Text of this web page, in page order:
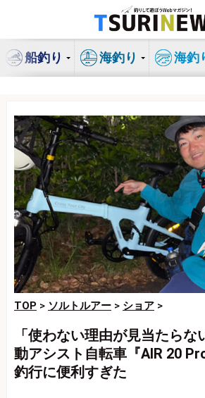
ン
船釣り 海釣り 海釣
TOP > ソルトルアー > ショア >
「使わない理由が見当たら
動アシスト自転車『AIR 20
釣行に便利すぎた